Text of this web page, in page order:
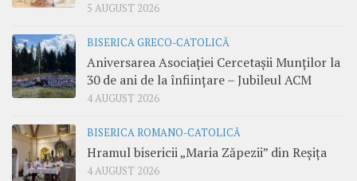
5 AUGUST 2026
BISERICA GRECO-CATOLICĂ
Aniversarea Asociației Cercetașii Munților la
30 de ani de la înființare – Jubileul ACM
4 AUGUST 2026
BISERICA ROMANO-CATOLICĂ
Hramul bisericii „Maria Zăpezii” din Reșița
4 AUGUST 2026